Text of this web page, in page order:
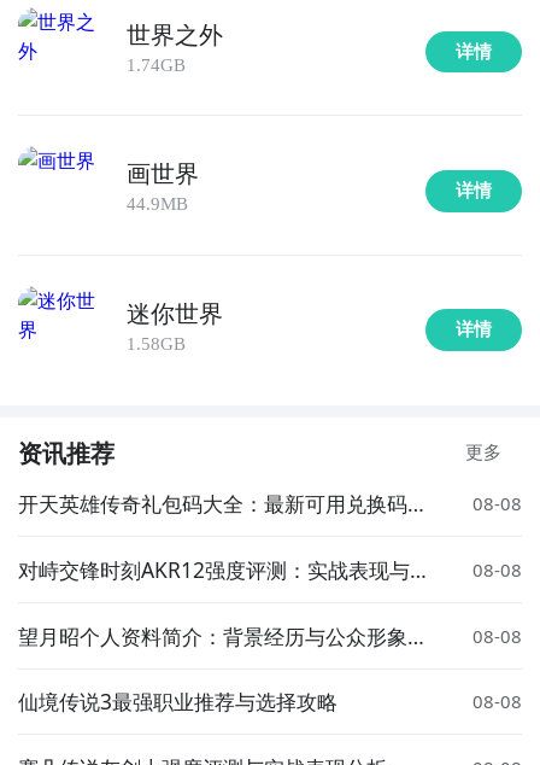
世界之外
1.74GB
详情
画世界
44.9MB
详情
迷你世界
1.58GB
详情
资讯推荐 更多
开天英雄传奇礼包码大全：最新可用兑换码汇
08-08
对峙交锋时刻AKR12强度评测：实战表现与武
08-08
望月昭个人资料简介：背景经历与公众形象解
08-08
仙境传说3最强职业推荐与选择攻略 08-08